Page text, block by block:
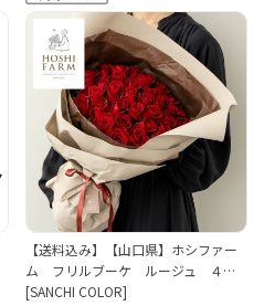
【送料込み】【山口県】ホシファー
ム フリルブーケ ルージュ ４…
[SANCHI COLOR]